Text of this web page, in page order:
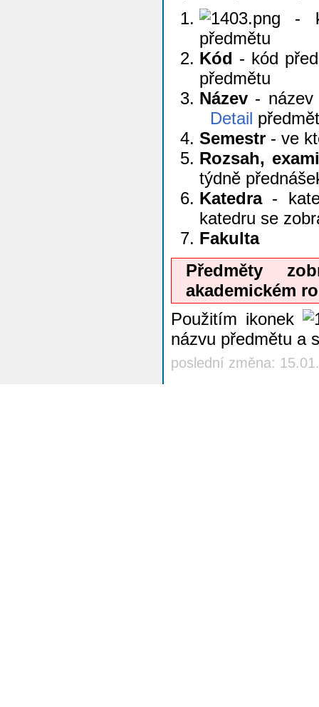
-
předmětu
Kód - kód
předmětu
Název -
Detail
Semestr - ve
Rozsah,
týdně
Katedra-
katedru se
Fakulta
Předměty
akademickém
Použitím ikonek
názvu předmětu a
poslední změna: